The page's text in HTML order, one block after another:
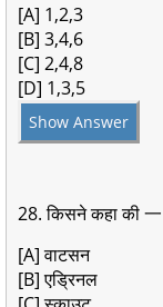
[A] 1,2,3
[B] 3,4,6
[C] 2,4,8
[D] 1,3,5
Show Answer
28. किसने कहा की 一
[A] वाटसन
[B] एड्रिनल